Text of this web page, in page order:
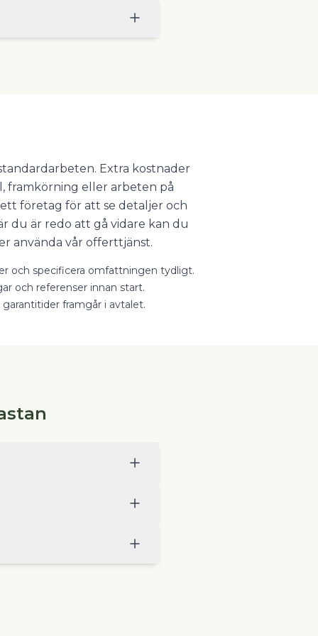
Extra kostnader
framkörning eller arbeten på
företag för att se detaljer och
du är redo att gå vidare kan du
använda vår offerttjänst.
och specificera omfattningen tydligt.
och referenser innan start.
framgår i avtalet.